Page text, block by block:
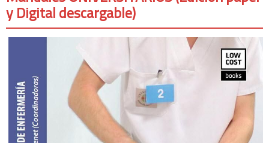
y Digital descargable)